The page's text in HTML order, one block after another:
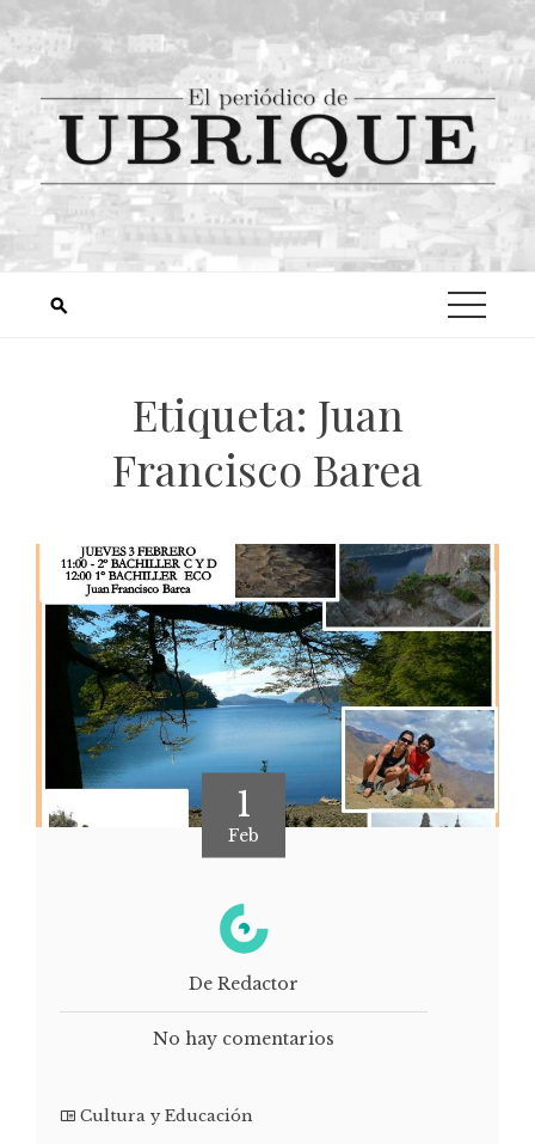
Etiqueta: Juan
Francisco Barea
1
Feb
De Redactor
No hay comentarios
Cultura y Educación